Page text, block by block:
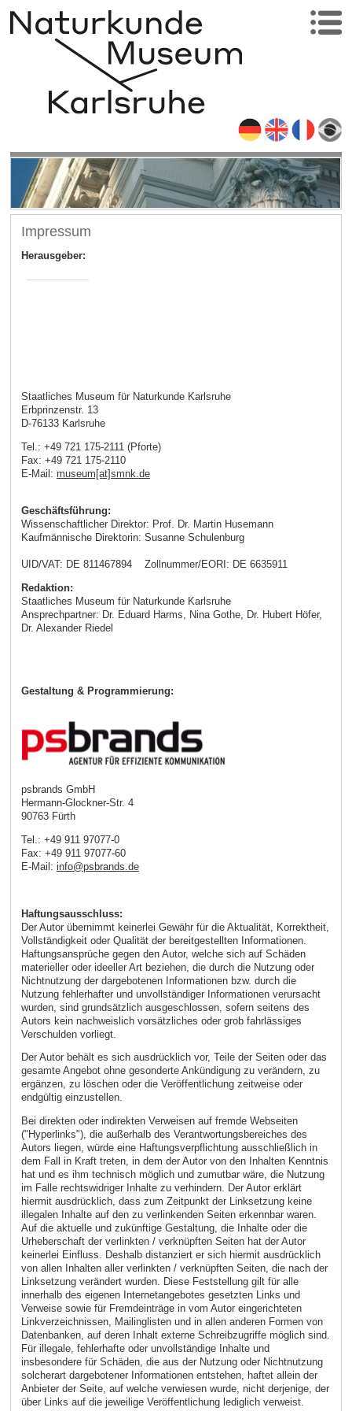
Impressum
Herausgeber:
Staatliches Museum für Naturkunde Karlsruhe
Erbprinzenstr. 13
D-76133 Karlsruhe
Tel.: +49 721 175-2111 (Pforte)
Fax: +49 721 175-2110
E-Mail: museum[at]smnk.de
Geschäftsführung:
Wissenschaftlicher Direktor: Prof. Dr. Martin Husemann
Kaufmännische Direktorin: Susanne Schulenburg
UID/VAT: DE 811467894 Zollnummer/EORI: DE 6635911
Redaktion:
Staatliches Museum für Naturkunde Karlsruhe
Ansprechpartner: Dr. Eduard Harms, Nina Gothe, Dr. Hubert Höfer,
Dr. Alexander Riedel
Gestaltung & Programmierung:
psbrands GmbH
Hermann-Glockner-Str. 4
90763 Fürth
Tel.: +49 911 97077-0
Fax: +49 911 97077-60
E-Mail: info@psbrands.de
Haftungsausschluss:
Der Autor übernimmt keinerlei Gewähr für die Aktualität, Korrektheit,
Vollständigkeit oder Qualität der bereitgestellten Informationen.
Haftungsansprüche gegen den Autor, welche sich auf Schäden
materieller oder ideeller Art beziehen, die durch die Nutzung oder
Nichtnutzung der dargebotenen Informationen bzw. durch die
Nutzung fehlerhafter und unvollständiger Informationen verursacht
wurden, sind grundsätzlich ausgeschlossen, sofern seitens des
Autors kein nachweislich vorsätzliches oder grob fahrlässiges
Verschulden vorliegt.
Der Autor behält es sich ausdrücklich vor, Teile der Seiten oder das
gesamte Angebot ohne gesonderte Ankündigung zu verändern, zu
ergänzen, zu löschen oder die Veröffentlichung zeitweise oder
endgültig einzustellen.
Bei direkten oder indirekten Verweisen auf fremde Webseiten
("Hyperlinks"), die außerhalb des Verantwortungsbereiches des
Autors liegen, würde eine Haftungsverpflichtung ausschließlich in
dem Fall in Kraft treten, in dem der Autor von den Inhalten Kenntnis
hat und es ihm technisch möglich und zumutbar wäre, die Nutzung
im Falle rechtswidriger Inhalte zu verhindern. Der Autor erklärt
hiermit ausdrücklich, dass zum Zeitpunkt der Linksetzung keine
illegalen Inhalte auf den zu verlinkenden Seiten erkennbar waren.
Auf die aktuelle und zukünftige Gestaltung, die Inhalte oder die
Urheberschaft der verlinkten / verknüpften Seiten hat der Autor
keinerlei Einfluss. Deshalb distanziert er sich hiermit ausdrücklich
von allen Inhalten aller verlinkten / verknüpften Seiten, die nach der
Linksetzung verändert wurden. Diese Feststellung gilt für alle
innerhalb des eigenen Internetangebotes gesetzten Links und
Verweise sowie für Fremdeinträge in vom Autor eingerichteten
Linkverzeichnissen, Mailinglisten und in allen anderen Formen von
Datenbanken, auf deren Inhalt externe Schreibzugriffe möglich sind.
Für illegale, fehlerhafte oder unvollständige Inhalte und
insbesondere für Schäden, die aus der Nutzung oder Nichtnutzung
solcherart dargebotener Informationen entstehen, haftet allein der
Anbieter der Seite, auf welche verwiesen wurde, nicht derjenige, der
über Links auf die jeweilige Veröffentlichung lediglich verweist.